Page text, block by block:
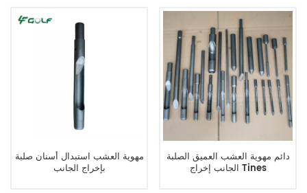
مهوية العشب استبدال أسنان صلبة
بإخراج الجانب
دائم مهوية العشب العميق الصلبة
الجانب إخراج Tines